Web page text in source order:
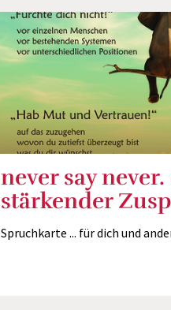
never say
stärkender
Spruchkarte ... für dich und